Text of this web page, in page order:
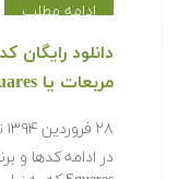
ادامه مطلب
‫‫دانلود رایگان
مربعات یا Least Squares در متلب‬‬ — بخش دوم
۲۸ فروردین ۱۳۹۴